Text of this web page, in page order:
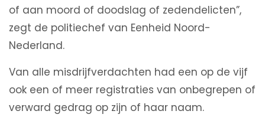
of aan moord of doodslag of zedendelicten”,
zegt de politiechef van Eenheid Noord-
Nederland.
Van alle misdrijfverdachten had een op de vijf
ook een of meer registraties van onbegrepen of
verward gedrag op zijn of haar naam.